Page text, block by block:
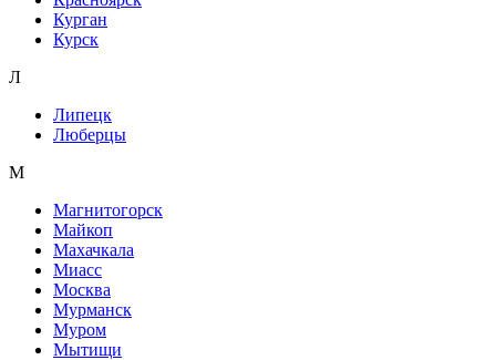
Курган
Курск
Л
Липецк
Люберцы
М
Магнитогорск
Майкоп
Махачкала
Миасс
Москва
Мурманск
Муром
Мытищи